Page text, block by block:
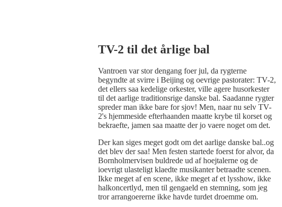
TV-2 til det årlige bal
Vantroen var stor dengang foer jul, da rygterne
begyndte at svirre i Beijing og oevrige pastorater: TV-2,
det ellers saa kedelige orkester, ville agere husorkester
til det aarlige traditionsrige danske bal. Saadanne rygter
spreder man ikke bare for sjov! Men, naar nu selv TV-
2's hjemmeside efterhaanden maatte krybe til korset og
bekraefte, jamen saa maatte der jo vaere noget om det.
Der kan siges meget godt om det aarlige danske bal..og
det blev der saa! Men festen startede foerst for alvor, da
Bornholmervisen buldrede ud af hoejtalerne og de
ioevrigt ulasteligt klaedte musikanter betraadte scenen.
Ikke meget af en scene, ikke meget af et lysshow, ikke
halkoncertlyd, men til gengaeld en stemning, som jeg
tror arrangoererne ikke havde turdet droemme om.